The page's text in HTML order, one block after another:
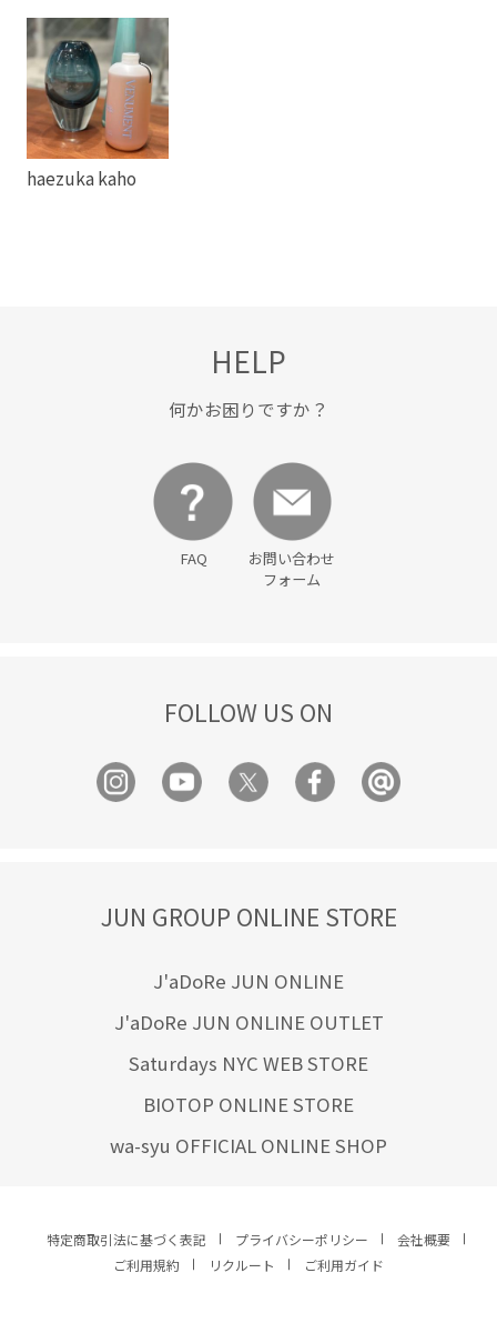
haezuka kaho
HELP
何かお困りですか？
FAQ
お問い合わせ
フォーム
FOLLOW US ON
JUN GROUP ONLINE STORE
J'aDoRe JUN ONLINE
J'aDoRe JUN ONLINE OUTLET
Saturdays NYC WEB STORE
BIOTOP ONLINE STORE
wa-syu OFFICIAL ONLINE SHOP
特定商取引法に基づく表記 プライバシーポリシー
会社概要
ご利用規約
リクルート ご利用ガイド